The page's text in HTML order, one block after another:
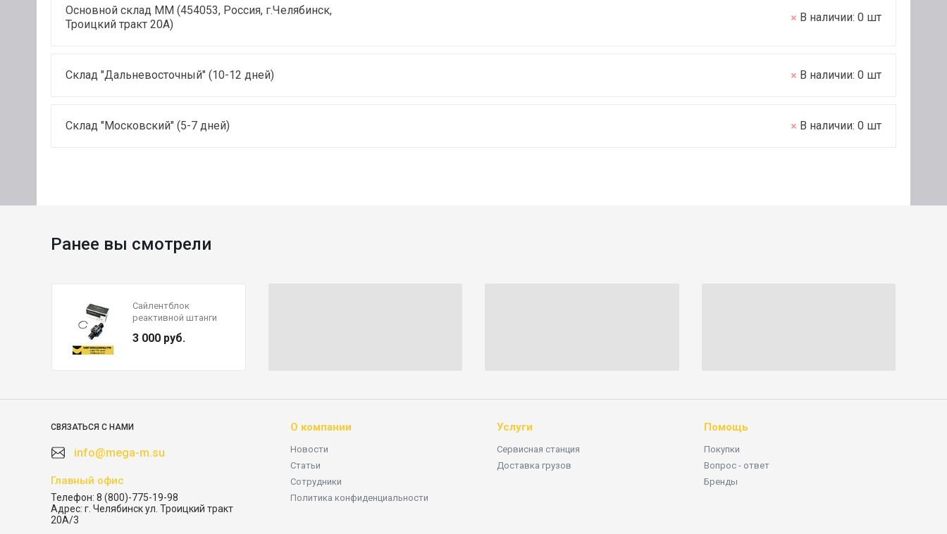
Основной склад ММ (454053, Россия, г.Челябинск,
Троицкий тракт 20А)
В наличии: 0 шт
Склад "Дальневосточный" (10-12 дней) В наличии: 0 шт
Склад "Московский" (5-7 дней) В наличии: 0 шт
Ранее вы смотрели
Сайлентблок
реактивной штанги
2919020A65B/A-XLB
3 000 руб.
СВЯЗАТЬСЯ С НАМИ
info@mega-m.su
Главный офис
Телефон: 8 (800)-775-19-98
Адрес: г. Челябинск ул. Троицкий тракт
20А/3
О компании
Новости
Статьи
Сотрудники
Политика конфиденциальности
Услуги
Сервисная станция
Доставка грузов
Помощь
Покупки
Вопрос - ответ
Бренды